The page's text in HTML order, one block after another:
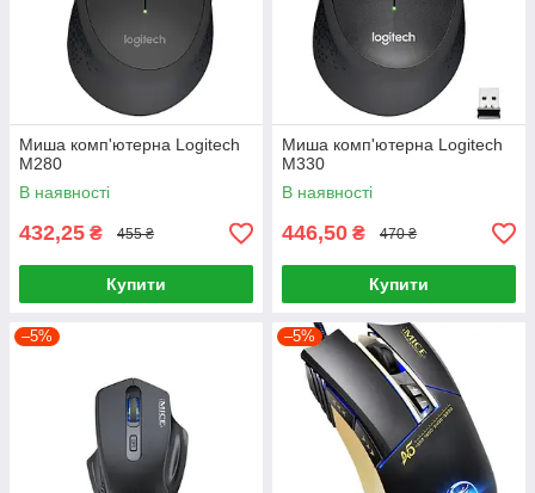
Миша комп'ютерна Logitech
M280
В наявності
432,25 ₴ 455 ₴
Купити
Миша комп'ютерна Logitech
M330
В наявності
446,50 ₴ 470 ₴
Купити
–5% –5%